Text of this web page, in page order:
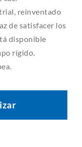
reinventado
de satisfacer los
disponible
rígido.